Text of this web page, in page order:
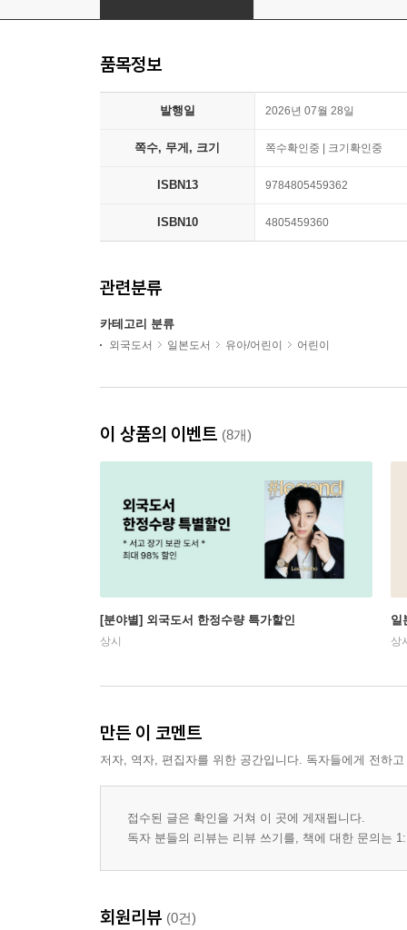
품목정보
발행일 2026년 07월 28일
쪽수, 무게, 크기 쪽수확인중 | 크기확인중
ISBN13 9784805459362
ISBN10 4805459360
관련분류
카테고리 분류
외국도서 일본도서 유아/어린이 어린이
이 상품의 이벤트 (8개)
[분야별] 외국도서 한정수량 특가할인
상시
일
상
만든 이 코멘트
저자, 역자, 편집자를 위한 공간입니다. 독자들에게 전하
접수된 글은 확인을 거쳐 이 곳에 게재됩니다.
독자 분들의 리뷰는 리뷰 쓰기를, 책에 대한 문의는
회원리뷰 (0건)